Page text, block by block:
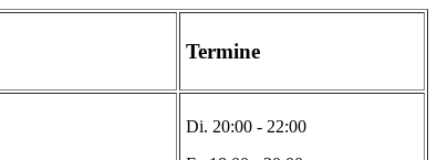
Termine
Di. 20:00 - 22:00